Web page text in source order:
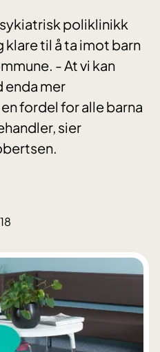
poliklinikk
klare til å ta imot barn
- At vi kan
mer
fordel for alle barna
sier